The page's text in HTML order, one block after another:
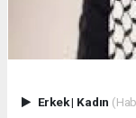
Erkek| Kadın